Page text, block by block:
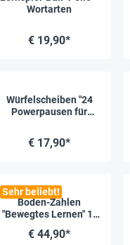
Wortarten
€ 19,90*
Würfelscheiben "24
Powerpausen für
€ 17,90*
Sehr beliebt!
Boden-Zahlen
"Bewegtes Lernen" 1-
€ 44,90*